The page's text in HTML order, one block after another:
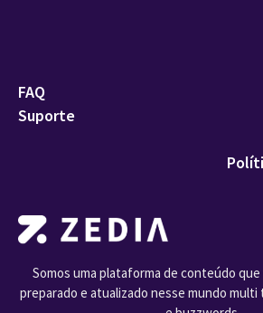
Somos uma plataforma de conteúdo
preparado e atualizado nesse mundo multi
FAQ
Suporte